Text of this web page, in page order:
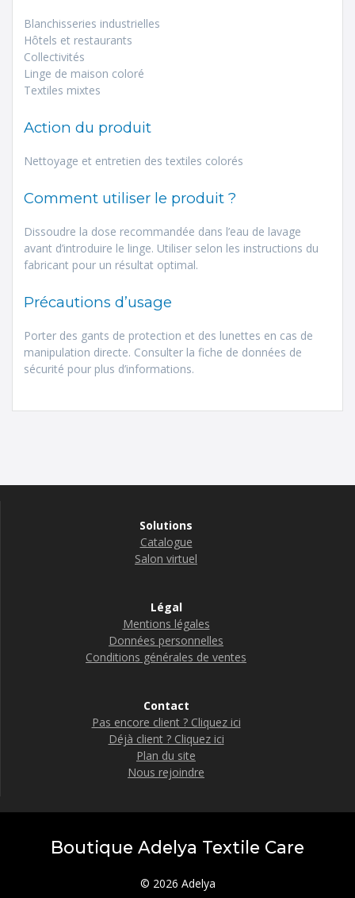
Blanchisseries industrielles
Hôtels et restaurants
Collectivités
Linge de maison coloré
Textiles mixtes
Action du produit
Nettoyage et entretien des textiles colorés
Comment utiliser le produit ?
Dissoudre la dose recommandée dans l’eau de lavage
avant d’introduire le linge. Utiliser selon les instructions du
fabricant pour un résultat optimal.
Précautions d’usage
Porter des gants de protection et des lunettes en cas de
manipulation directe. Consulter la fiche de données de
sécurité pour plus d’informations.
Solutions
Catalogue
Salon virtuel
Légal
Mentions légales
Données personnelles
Conditions générales de ventes
Contact
Pas encore client ? Cliquez ici
Déjà client ? Cliquez ici
Plan du site
Nous rejoindre
Boutique Adelya Textile Care
© 2026 Adelya